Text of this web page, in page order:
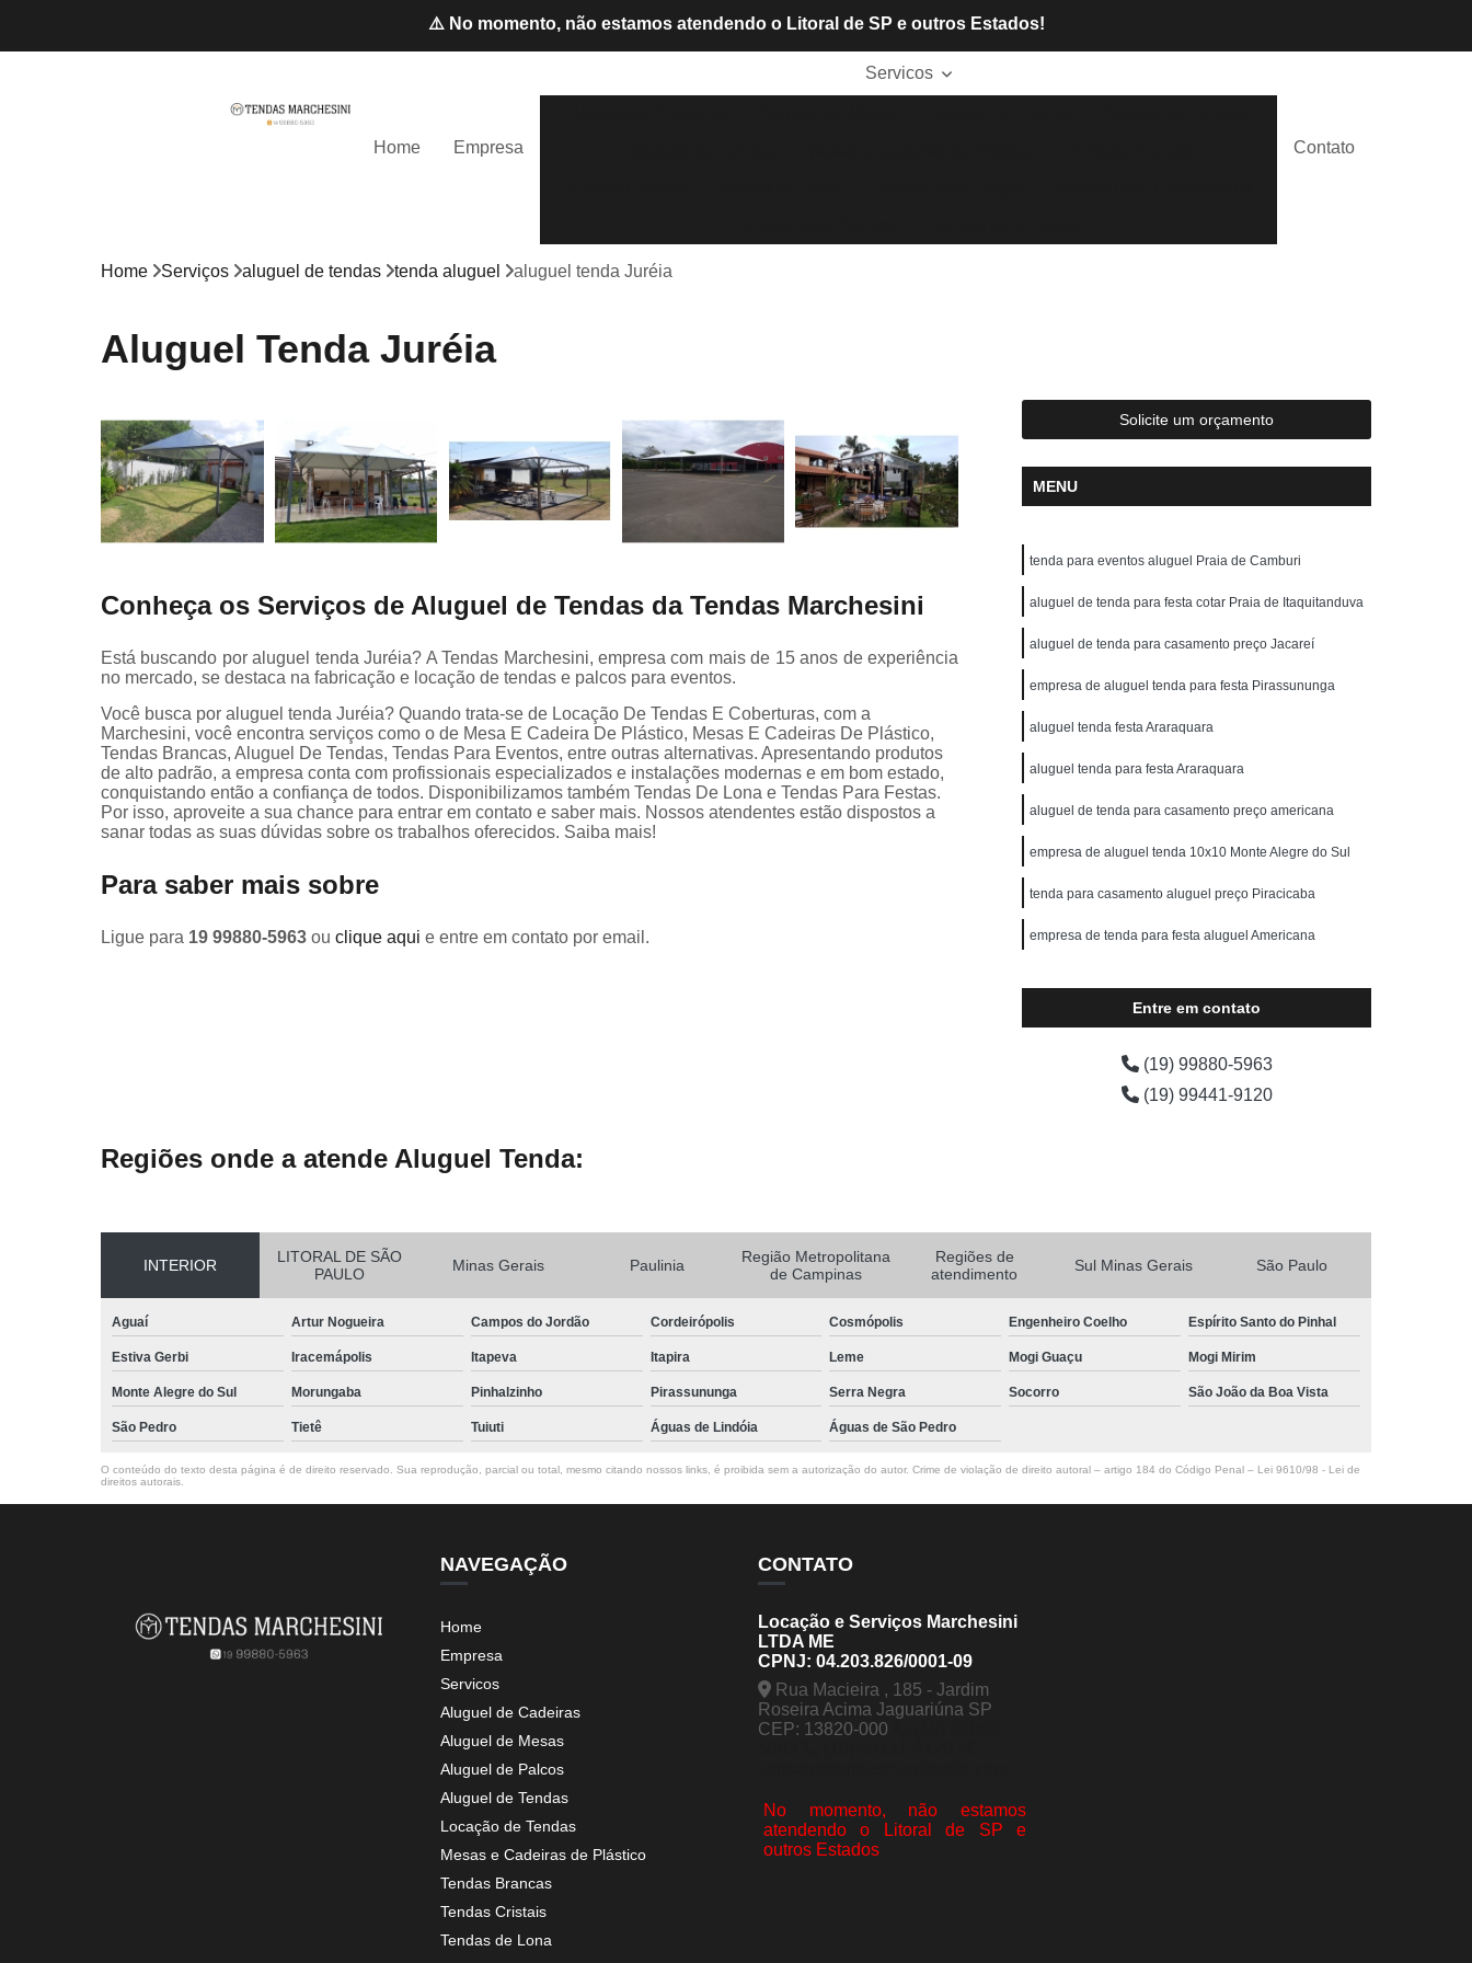
⚠️ No momento, não estamos atendendo o Litoral de SP e outros Estados!
Home Empresa
Servicos
Contato
Home Serviços aluguel de tendas tenda aluguel aluguel tenda Juréia
Aluguel Tenda Juréia
Conheça os Serviços de Aluguel de Tendas da Tendas Marchesini
Está buscando por aluguel tenda Juréia? A Tendas Marchesini, empresa com mais de 15 anos de experiência
no mercado, se destaca na fabricação e locação de tendas e palcos para eventos.
Você busca por aluguel tenda Juréia? Quando trata-se de Locação De Tendas E Coberturas, com a
Marchesini, você encontra serviços como o de Mesa E Cadeira De Plástico, Mesas E Cadeiras De Plástico,
Tendas Brancas, Aluguel De Tendas, Tendas Para Eventos, entre outras alternativas. Apresentando produtos
de alto padrão, a empresa conta com profissionais especializados e instalações modernas e em bom estado,
conquistando então a confiança de todos. Disponibilizamos também Tendas De Lona e Tendas Para Festas.
Por isso, aproveite a sua chance para entrar em contato e saber mais. Nossos atendentes estão dispostos a
sanar todas as suas dúvidas sobre os trabalhos oferecidos. Saiba mais!
Para saber mais sobre
Ligue para 19 99880-5963 ou clique aqui e entre em contato por email.
Solicite um orçamento
MENU
tenda para eventos aluguel Praia de Camburi
aluguel de tenda para festa cotar Praia de Itaquitanduva
aluguel de tenda para casamento preço Jacareí
empresa de aluguel tenda para festa Pirassununga
aluguel tenda festa Araraquara
aluguel tenda para festa Araraquara
aluguel de tenda para casamento preço americana
empresa de aluguel tenda 10x10 Monte Alegre do Sul
tenda para casamento aluguel preço Piracicaba
empresa de tenda para festa aluguel Americana
Entre em contato
(19) 99880-5963
(19) 99441-9120
Regiões onde a atende Aluguel Tenda:
INTERIOR
LITORAL DE SÃO
PAULO
Minas Gerais Paulinia
Região Metropolitana
de Campinas
Regiões de
atendimento
Sul Minas Gerais São Paulo
Aguaí Artur Nogueira Campos do Jordão Cordeirópolis Cosmópolis Engenheiro Coelho Espírito Santo do Pinhal
Estiva Gerbi Iracemápolis Itapeva Itapira Leme Mogi Guaçu Mogi Mirim
Monte Alegre do Sul Morungaba Pinhalzinho Pirassununga Serra Negra Socorro São João da Boa Vista
São Pedro Tietê Tuiuti Águas de Lindóia Águas de São Pedro
O conteúdo do texto desta página é de direito reservado. Sua reprodução, parcial ou total, mesmo citando nossos links, é proibida sem a autorização do autor. Crime de violação de direito autoral – artigo 184 do Código Penal – Lei 9610/98 - Lei de
direitos autorais
NAVEGAÇÃO
Home
Empresa
Servicos
Aluguel de Cadeiras
Aluguel de Mesas
Aluguel de Palcos
Aluguel de Tendas
Locação de Tendas
Mesas e Cadeiras de Plástico
Tendas Brancas
Tendas Cristais
Tendas de Lona
CONTATO
Locação e Serviços Marchesini
LTDA ME
CPNJ: 04.203.826/0001-09
Rua Macieira , 185 - Jardim
Roseira Acima Jaguariúna SP
CEP: 13820-000
No momento, não estamos
atendendo o Litoral de SP e
outros Estados